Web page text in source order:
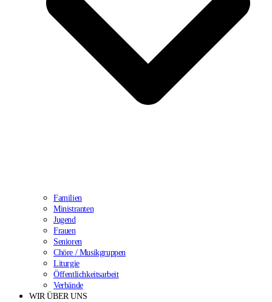
Familien
Ministranten
Jugend
Frauen
Senioren
Chöre / Musikgruppen
Liturgie
Öffentlichkeitsarbeit
Verbände
WIR ÜBER UNS